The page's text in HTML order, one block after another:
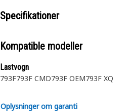
Specifikationer
Kompatible modeller
Lastvogn
793F793F CMD793F OEM793F XQ
Oplysninger om garanti